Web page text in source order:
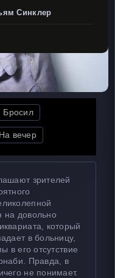
Синклер
Бросил
На вечер
зрителей
на довольно
который
в больницу,
в его отсутствие
Правда, в
не понимает.